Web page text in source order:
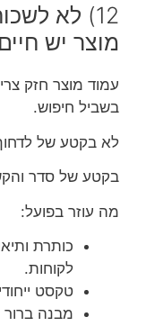
12) לא
מוצר יש
עמוד מוצר חזק
בשביל חיפוש.
לא בקטע של
בקטע של סדר
מה עוזר בפועל:
כותרת
לקוחות.
טקסט
מבנה